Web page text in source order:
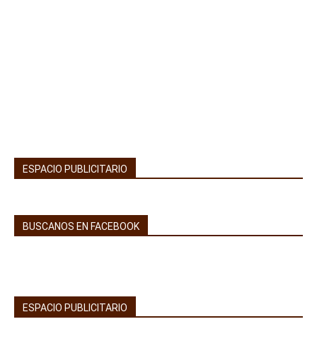
ESPACIO PUBLICITARIO
BUSCANOS EN FACEBOOK
ESPACIO PUBLICITARIO